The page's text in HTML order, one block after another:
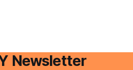
Newsletter